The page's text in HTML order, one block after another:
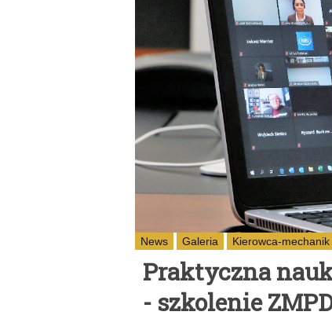
News Galeria Kierowca-mechanik
Praktyczna
- szkolenie